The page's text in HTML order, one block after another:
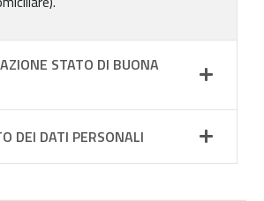
STATO DI BUONA
DEI DATI PERSONALI